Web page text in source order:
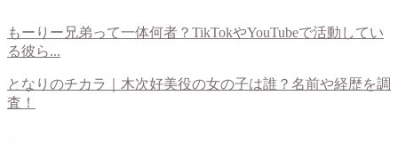
もーりー兄弟って一体何者？TikTokやYouTubeで活動してい
る彼ら...
となりのチカラ｜木次好美役の女の子は誰？名前や経歴を調
査！